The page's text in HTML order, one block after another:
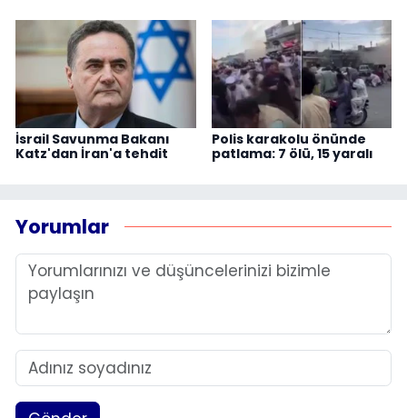
İsrail Savunma Bakanı
Katz'dan İran'a tehdit
Polis karakolu önünde
patlama: 7 ölü, 15 yaralı
Yorumlar